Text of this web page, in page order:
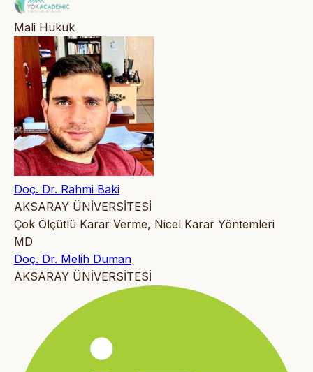
Mali Hukuk
Doç. Dr. Rahmi Baki
AKSARAY ÜNİVERSİTESİ
Çok Ölçütlü Karar Verme, Nicel Karar Yöntemleri
MD
Doç. Dr. Melih Duman
AKSARAY ÜNİVERSİTESİ